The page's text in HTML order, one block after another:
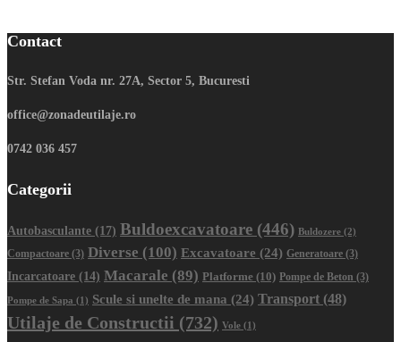
Contact
Str. Stefan Voda nr. 27A, Sector 5, Bucuresti
office@zonadeutilaje.ro
0742 036 457
Categorii
Autobasculante (17) Buldoexcavatoare (446) Buldozere (2)
Compactoare (3) Diverse (100) Excavatoare (24) Generatoare (3)
Incarcatoare (14) Macarale (89) Platforme (10) Pompe de Beton (3)
Pompe de Sapa (1) Scule si unelte de mana (24) Transport (48)
Utilaje de Constructii (732) Vole (1)